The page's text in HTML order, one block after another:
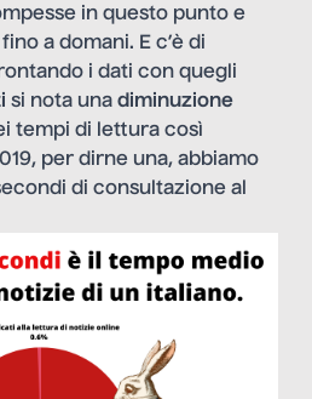
in questo punto e
a domani. E c’è di
i dati con quegli
si nota una diminuzione
tempi di lettura così
per dirne una, abbiamo
di consultazione al